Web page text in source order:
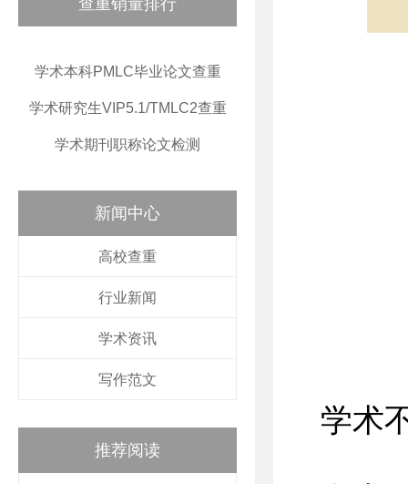
查重销量排行
学术本科PMLC毕业论文查重
学术研究生VIP5.1/TMLC2查重
学术期刊职称论文检测
新闻中心
高校查重
行业新闻
学术资讯
写作范文
推荐阅读
学术